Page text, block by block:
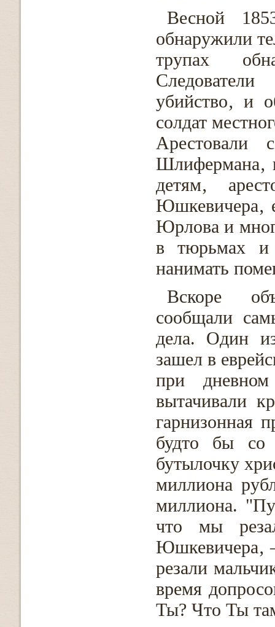
Весной
обнаружили
трупах
убийство‚ и
солдат
Арестовали
Шлифермана‚
детям‚
Юшкевичера‚
Юрлова и
в тюрьмах и
нанимать
Вскоре
сообщали
дела. Один
зашел в
при
вытачивали
гарнизонная
будто бы со
бутылочку
миллиона
миллиона.
что мы
Юшкевичера‚
резали
время
Ты? Что Ты